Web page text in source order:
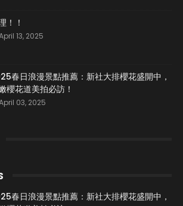
！！
13, 2025
春日浪漫景點推薦：新社大排櫻花盛開中，
櫻花道美拍必訪！
03, 2025
春日浪漫景點推薦：新社大排櫻花盛開中，